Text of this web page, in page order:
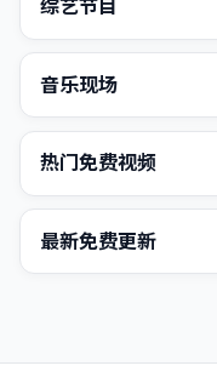
综艺节目
音乐现场
热门免费视频
最新免费更新